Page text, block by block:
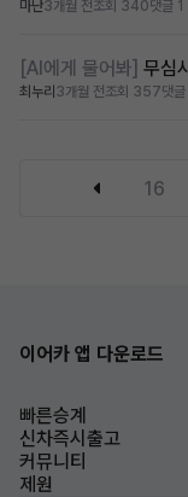
마난3개월 전조회 340댓글 1
[AI에게 물어봐] 무심
최누리 3개월 전조회 357댓
16
이어카 앱 다운로드
빠른승계
신차즉시출고
커뮤니티
제원